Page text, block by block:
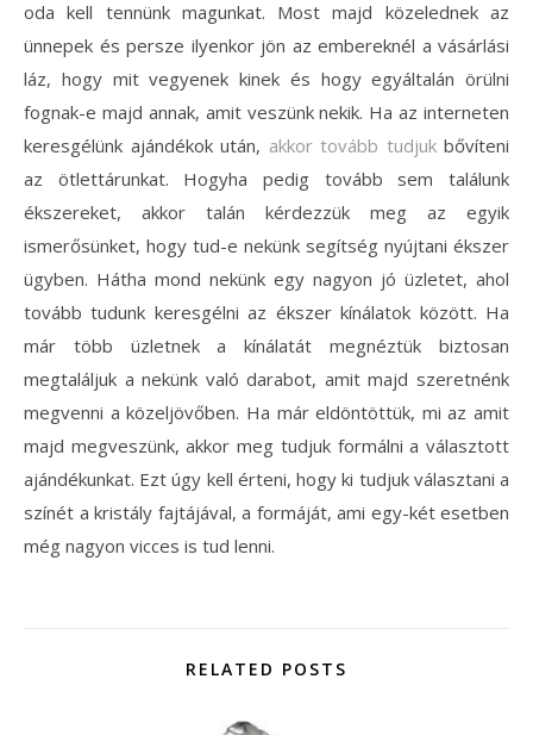
oda kell tennünk magunkat. Most majd közelednek az
ünnepek és persze ilyenkor jön az embereknél a vásárlási
láz, hogy mit vegyenek kinek és hogy egyáltalán örülni
fognak-e majd annak, amit veszünk nekik. Ha az interneten
keresgélünk ajándékok után, akkor tovább tudjuk bővíteni
az ötlettárunkat. Hogyha pedig tovább sem találunk
ékszereket, akkor talán kérdezzük meg az egyik
ismerősünket, hogy tud-e nekünk segítség nyújtani ékszer
ügyben. Hátha mond nekünk egy nagyon jó üzletet, ahol
tovább tudunk keresgélni az ékszer kínálatok között. Ha
már több üzletnek a kínálatát megnéztük biztosan
megtaláljuk a nekünk való darabot, amit majd szeretnénk
megvenni a közeljövőben. Ha már eldöntöttük, mi az amit
majd megveszünk, akkor meg tudjuk formálni a választott
ajándékunkat. Ezt úgy kell érteni, hogy ki tudjuk választani a
színét a kristály fajtájával, a formáját, ami egy-két esetben
még nagyon vicces is tud lenni.
RELATED POSTS